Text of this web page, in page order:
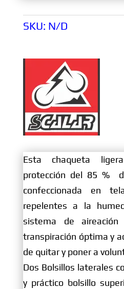
Con
cantidad
SKU: N/D
Esta chaqueta
protección del 85 %
confeccionada en
repelentes a la
sistema de
transpiración óptima y
de quitar y poner a
Dos Bolsillos laterales
y práctico bolsillo